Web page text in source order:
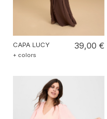
CAPA LUCY
+ colors
39,00 €